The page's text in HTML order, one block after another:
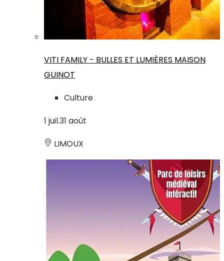
VITI FAMILY - BULLES ET LUMIÈRES MAISON
GUINOT
Culture
1 juil.31 août
LIMOUX